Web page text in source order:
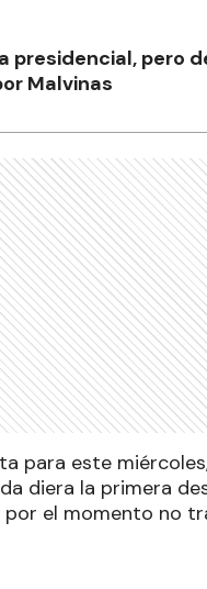
presidencial, pero
Malvinas
para este
diera la primera
por el momento no